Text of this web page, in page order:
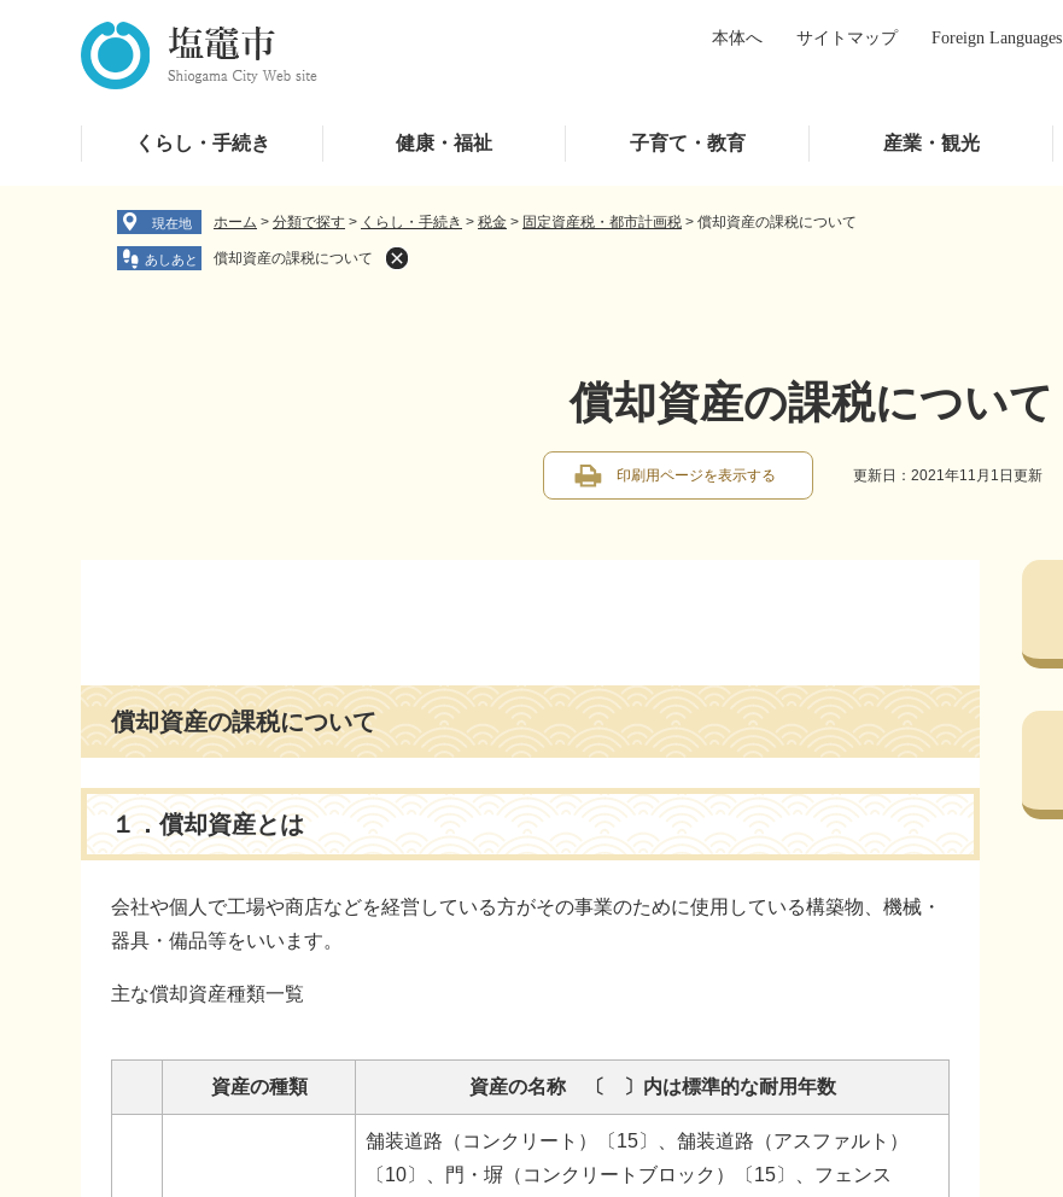
本体へ サイトマップ Foreign Languages
くらし・手続き 健康・福祉 子育て・教育 産業・観光
現在地 ホーム > 分類で探す > くらし・手続き > 税金 > 固定資産税・都市計画税 > 償却資産の課税について
償却資産の課税について
償却資産の課税について
印刷用ページを表示する 更新日：2021年11月1日更新
償却資産の課税について
１．償却資産とは
会社や個人で工場や商店などを経営している方がその事業のために使用している構築物、機械・
器具・備品等をいいます。
主な償却資産種類一覧
資産の種類 資産の名称 〔 〕内は標準的な耐用年数
舗装道路（コンクリート）〔15〕、舗装道路（アスファルト）
〔10〕、門・塀（コンクリートブロック）〔15〕、フェンス